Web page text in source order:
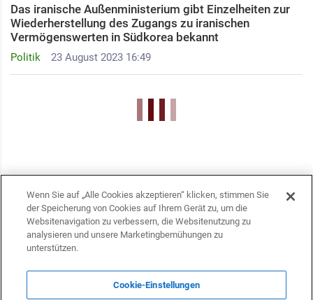
Politik 23 August 2023 16:49
Das iranische Außenministerium gibt Einzelheiten zur
Wiederherstellung des Zugangs zu iranischen
Vermögenswerten in Südkorea bekannt
Wenn Sie auf „Alle Cookies akzeptieren“ klicken, stimmen Sie
der Speicherung von Cookies auf Ihrem Gerät zu, um die
Websitenavigation zu verbessern, die Websitenutzung zu
analysieren und unsere Marketingbemühungen zu
unterstützen.
Cookie-Einstellungen